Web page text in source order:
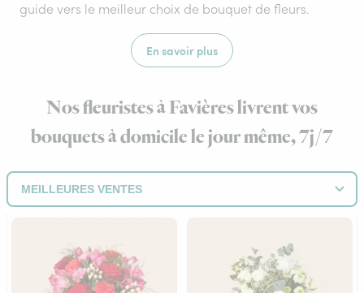
guide vers le meilleur choix de bouquet de fleurs.
En savoir plus
Nos fleuristes à Favières livrent vos
bouquets à domicile le jour même, 7j/7